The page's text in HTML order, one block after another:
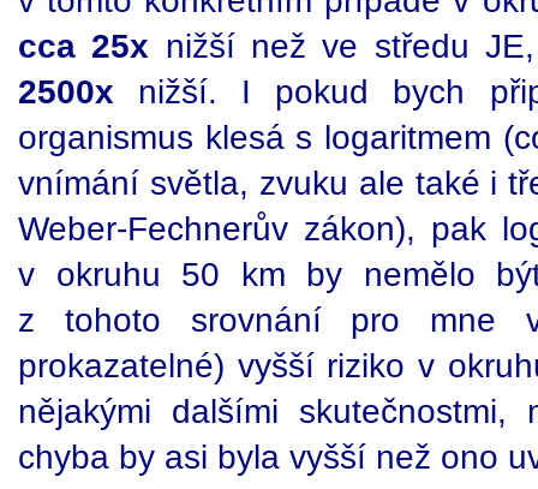
cca 25x nižší než ve středu
2500x nižší. I pokud bych
organismus klesá s logaritmem
vnímání světla, zvuku ale také i
Weber-Fechnerův zákon), pak
v okruhu 50 km by nemělo
z tohoto srovnání pro mne
prokazatelné) vyšší riziko v
nějakými dalšími
chyba by asi byla vyšší než ono